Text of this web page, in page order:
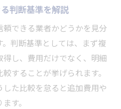
判断基準を解説
できる業者かどうかを見分
判断基準としては、まず複
し、費用だけでなく、明細
することが挙げられます。
た比較を怠ると追加費用や
す。